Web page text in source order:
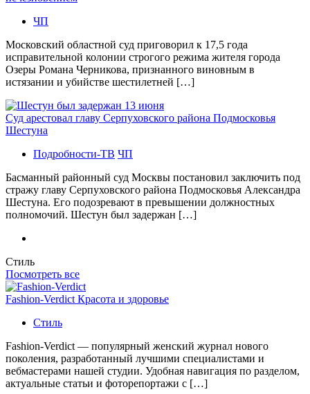
ЧП
Московский областной суд приговорил к 17,5 года
исправительной колонии строгого режима жителя города
Озеры Романа Черникова, признанного виновным в
истязании и убийстве шестилетней […]
Суд арестовал главу Серпуховского района Подмосковья
Шестуна
Подробности-ТВ ЧП
Басманный районный суд Москвы постановил заключить под
стражу главу Серпуховского района Подмосковья Александра
Шестуна. Его подозревают в превышении должностных
полномочий. Шестун был задержан […]
Стиль
Посмотреть все
Fashion-Verdict Красота и здоровье
Стиль
Fashion-Verdict — популярный женский журнал нового
поколения, разработанный лучшими специалистами и
вебмастерами нашей студии. Удобная навигация по разделом,
актуальные статьи и фоторепортажи с […]